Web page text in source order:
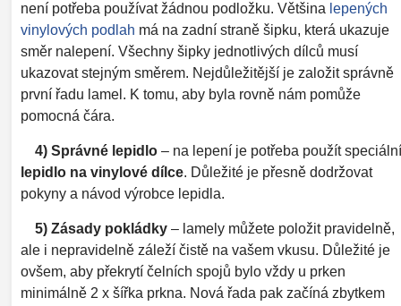
není potřeba používat žádnou podložku. Většina lepených
vinylových podlah má na zadní straně šipku, která ukazuje
směr nalepení. Všechny šipky jednotlivých dílců musí
ukazovat stejným směrem. Nejdůležitější je založit správně
první řadu lamel. K tomu, aby byla rovně nám pomůže
pomocná čára.
4) Správné lepidlo– na lepení je potřeba použít speciální
lepidlo na vinylové dílce. Důležité je přesně dodržovat
pokyny a návod výrobce lepidla.
5) Zásady pokládky – lamely můžete položit pravidelně,
ale i nepravidelně záleží čistě na vašem vkusu. Důležité je
ovšem, aby překrytí čelních spojů bylo vždy u prken
minimálně 2 x šířka prkna. Nová řada pak začíná zbytkem